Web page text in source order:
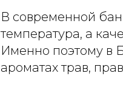
В современной
температура, а
Именно поэтому в
ароматах трав,